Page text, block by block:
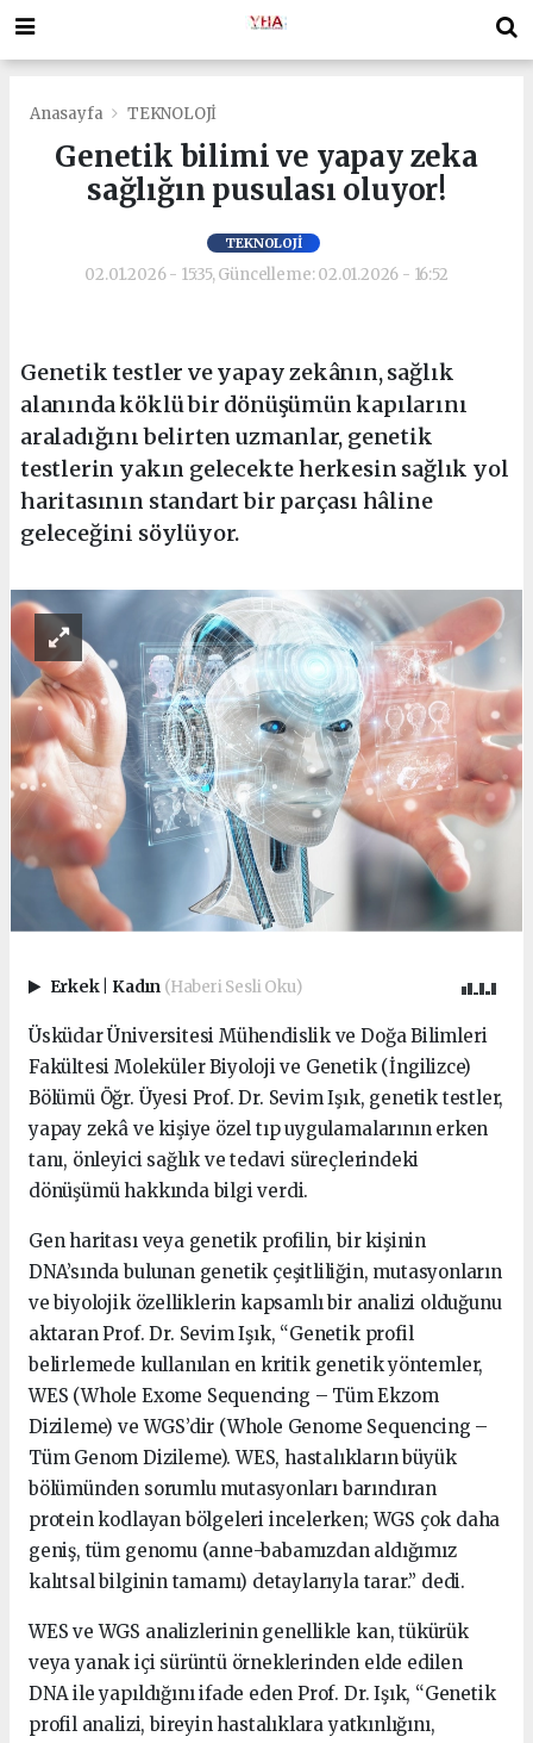
Anasayfa TEKNOLOJİ
Genetik bilimi ve yapay zeka
sağlığın pusulası oluyor!
TEKNOLOJİ
02.01.2026 - 15:35, Güncelleme: 02.01.2026 - 16:52
Genetik testler ve yapay zekânın, sağlık
alanında köklü bir dönüşümün kapılarını
araladığını belirten uzmanlar, genetik
testlerin yakın gelecekte herkesin sağlık yol
haritasının standart bir parçası hâline
geleceğini söylüyor.
Erkek Kadın (Haberi Sesli Oku)
Üsküdar Üniversitesi Mühendislik ve Doğa Bilimleri
Fakültesi Moleküler Biyoloji ve Genetik (İngilizce)
Bölümü Öğr. Üyesi Prof. Dr. Sevim Işık, genetik testler,
yapay zekâ ve kişiye özel tıp uygulamalarının erken
tanı, önleyici sağlık ve tedavi süreçlerindeki
dönüşümü hakkında bilgi verdi.
Gen haritası veya genetik profilin, bir kişinin
DNA’sında bulunan genetik çeşitliliğin, mutasyonların
ve biyolojik özelliklerin kapsamlı bir analizi olduğunu
aktaran Prof. Dr. Sevim Işık, “Genetik profil
belirlemede kullanılan en kritik genetik yöntemler,
WES (Whole Exome Sequencing – Tüm Ekzom
Dizileme) ve WGS’dir (Whole Genome Sequencing –
Tüm Genom Dizileme). WES, hastalıkların büyük
bölümünden sorumlu mutasyonları barındıran
protein kodlayan bölgeleri incelerken; WGS çok daha
geniş, tüm genomu (anne-babamızdan aldığımız
kalıtsal bilginin tamamı) detaylarıyla tarar.” dedi.
WES ve WGS analizlerinin genellikle kan, tükürük
veya yanak içi sürüntü örneklerinden elde edilen
DNA ile yapıldığını ifade eden Prof. Dr. Işık, “Genetik
profil analizi, bireyin hastalıklara yatkınlığını,